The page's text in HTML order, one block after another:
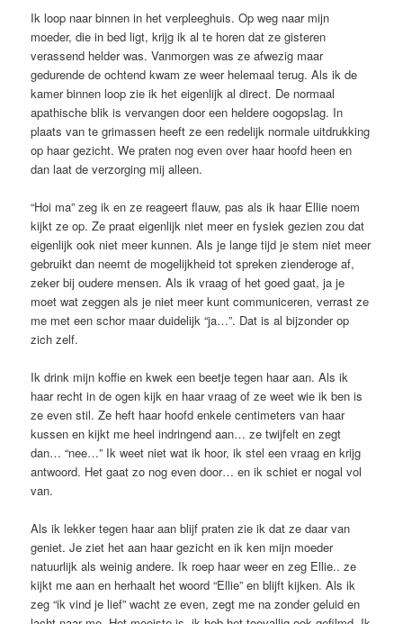
Ik loop naar binnen in het verpleeghuis. Op weg naar mijn
moeder, die in bed ligt, krijg ik al te horen dat ze gisteren
verassend helder was. Vanmorgen was ze afwezig maar
gedurende de ochtend kwam ze weer helemaal terug. Als ik de
kamer binnen loop zie ik het eigenlijk al direct. De normaal
apathische blik is vervangen door een heldere oogopslag. In
plaats van te grimassen heeft ze een redelijk normale uitdrukking
op haar gezicht. We praten nog even over haar hoofd heen en
dan laat de verzorging mij alleen.
“Hoi ma” zeg ik en ze reageert flauw, pas als ik haar Ellie noem
kijkt ze op. Ze praat eigenlijk niet meer en fysiek gezien zou dat
eigenlijk ook niet meer kunnen. Als je lange tijd je stem niet meer
gebruikt dan neemt de mogelijkheid tot spreken zienderoge af,
zeker bij oudere mensen. Als ik vraag of het goed gaat, ja je
moet wat zeggen als je niet meer kunt communiceren, verrast ze
me met een schor maar duidelijk “ja…”. Dat is al bijzonder op
zich zelf.
Ik drink mijn koffie en kwek een beetje tegen haar aan. Als ik
haar recht in de ogen kijk en haar vraag of ze weet wie ik ben is
ze even stil. Ze heft haar hoofd enkele centimeters van haar
kussen en kijkt me heel indringend aan… ze twijfelt en zegt
dan… “nee…” Ik weet niet wat ik hoor, ik stel een vraag en krijg
antwoord. Het gaat zo nog even door… en ik schiet er nogal vol
van.
Als ik lekker tegen haar aan blijf praten zie ik dat ze daar van
geniet. Je ziet het aan haar gezicht en ik ken mijn moeder
natuurlijk als weinig andere. Ik roep haar weer en zeg Ellie.. ze
kijkt me aan en herhaalt het woord “Ellie” en blijft kijken. Als ik
zeg “ik vind je lief” wacht ze even, zegt me na zonder geluid en